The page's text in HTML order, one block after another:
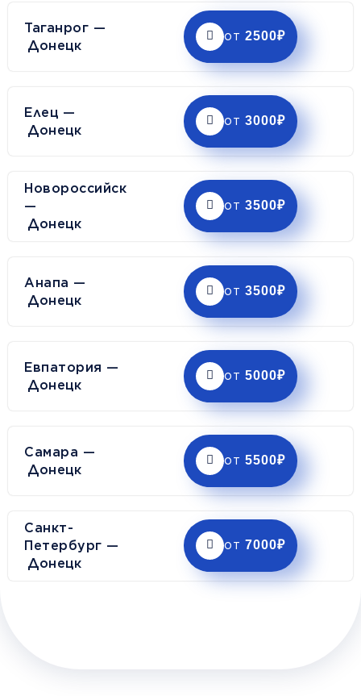
Таганрог —
Донецк
от 2500₽
Елец —
Донецк
от 3000₽
Новороссийск
—
Донецк
от 3500₽
Анапа —
Донецк
от 3500₽
Евпатория —
Донецк
от 5000₽
Самара —
Донецк
от 5500₽
Санкт-
Петербург —
Донецк
от 7000₽